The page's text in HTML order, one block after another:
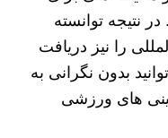
نتیجه توانسته
را نیز دریافت
بدون نگرانی به
های ورزشی